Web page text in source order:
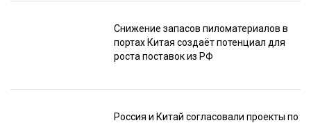
Снижение запасов пиломатериалов в
портах Китая создаёт потенциал для
роста поставок из РФ
Россия и Китай согласовали проекты по